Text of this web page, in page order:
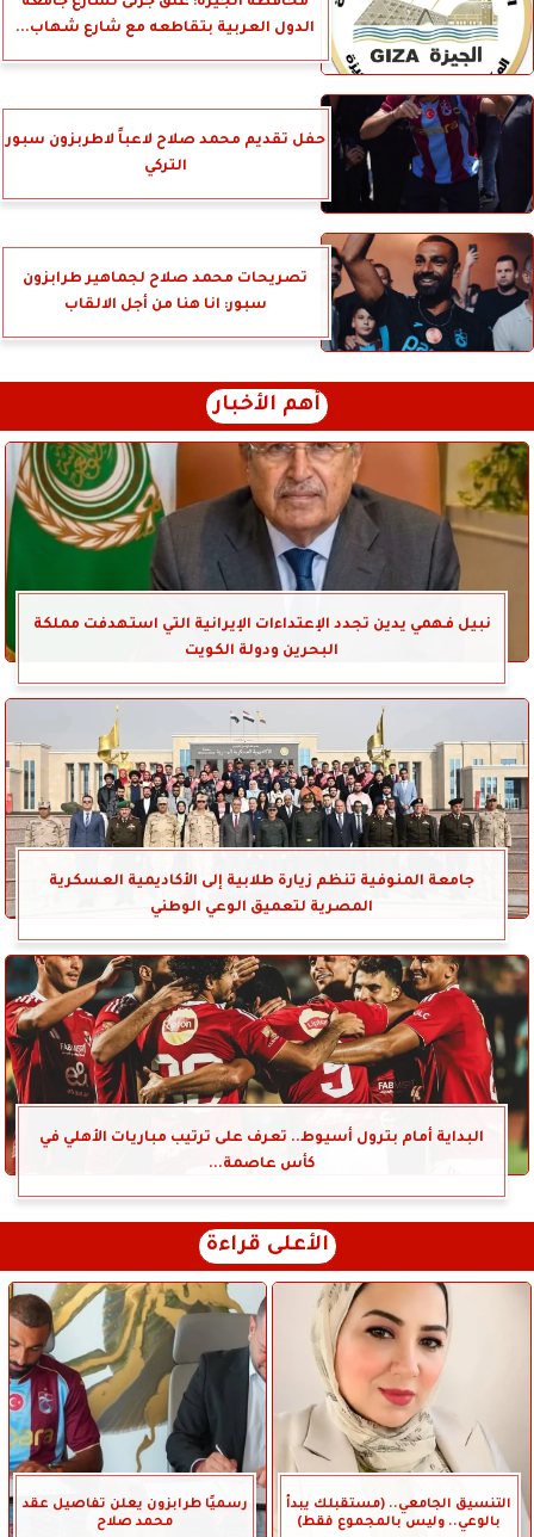
الدول العربية بتقاطعه مع شارع شهاب...
حفل تقديم محمد صلاح لاعباً لاطربزون سبور
التركي
تصريحات محمد صلاح لجماهير طرابزون
سبور: انا هنا من أجل الالقاب
أهم الأخبار
نبيل فهمي يدين تجدد الإعتداءات الإيرانية التي استهدفت مملكة
البحرين ودولة الكويت
جامعة المنوفية تنظم زيارة طلابية إلى الأكاديمية العسكرية
المصرية لتعميق الوعي الوطني
البداية أمام بترول أسيوط.. تعرف على ترتيب مباريات الأهلي في
كأس عاصمة...
الأعلى قراءة
التنسيق الجامعي.. (مستقبلك يبدأ
بالوعي.. وليس بالمجموع فقط)
رسميًا طرابزون يعلن تفاصيل عقد
محمد صلاح